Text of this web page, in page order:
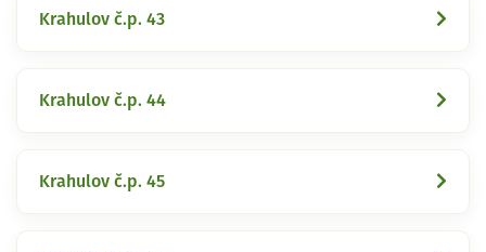
Krahulov č.p. 43
Krahulov č.p. 44
Krahulov č.p. 45